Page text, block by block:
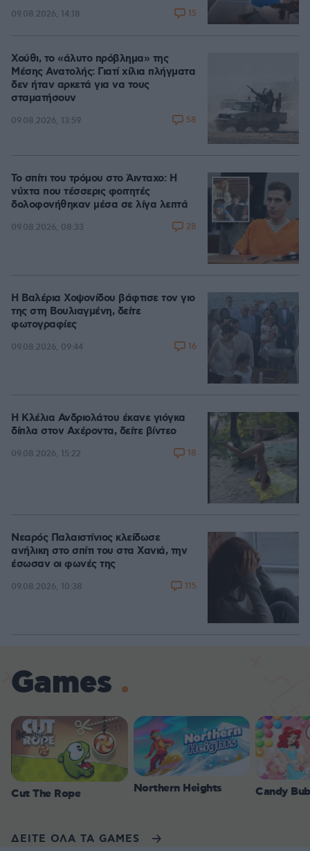
09.08.2026, 14:18 15
Χούθι, το «άλυτο πρόβλημα» της
Μέσης Ανατολής: Γιατί χίλια πλήγματα
δεν ήταν αρκετά για να τους
σταματήσουν
09.08.2026, 13:59 58
Το σπίτι του τρόμου στο Άινταχο: Η
νύχτα που τέσσερις φοιτητές
δολοφονήθηκαν μέσα σε λίγα λεπτά
09.08.2026, 08:33 28
Η Βαλέρια Χοψονίδου βάφτισε τον γιο
της στη Βουλιαγμένη, δείτε
φωτογραφίες
09.08.2026, 09:44 16
Η Κλέλια Ανδριολάτου έκανε γιόγκα
δίπλα στον Αχέροντα, δείτε βίντεο
09.08.2026, 15:22 18
Νεαρός Παλαιστίνιος κλείδωσε
ανήλικη στο σπίτι του στα Χανιά, την
έσωσαν οι φωνές της
09.08.2026, 10:38 115
Games
Cut The Rope Northern Heights Candy
ΔΕΙΤΕ ΟΛΑ ΤΑ GAMES